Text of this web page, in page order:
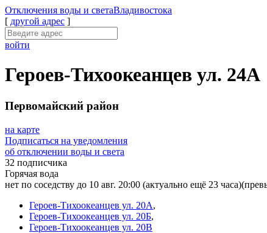
Отключения воды и светаВладивостока
[ другой адрес ]
войти
Героев-Тихоокеанцев ул. 24А
Первомайский район
на карте
Подписаться на уведомления
об отключении воды и света
32 подписчика
Горячая вода
нет по соседству до 10 авг. 20:00 (актуально ещё 23 часа)
Героев-Тихоокеанцев ул. 20А,
Героев-Тихоокеанцев ул. 20Б,
Героев-Тихоокеанцев ул. 20В